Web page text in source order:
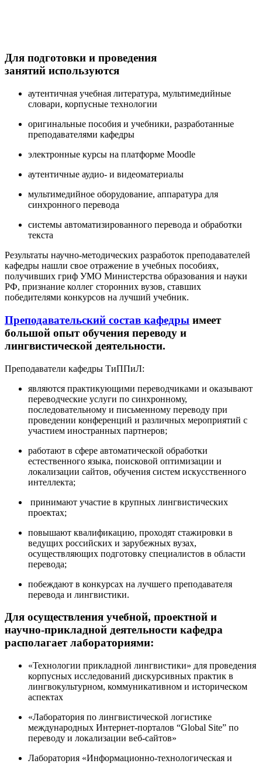
Для подготовки и проведения
занятий используются
аутентичная учебная литература, мультимедийные
словари, корпусные технологии
оригинальные пособия и учебники, разработанные
преподавателями кафедры
электронные курсы на платформе Moodle
аутентичные аудио- и видеоматериалы
мультимедийное оборудование, аппаратура для
синхронного перевода
системы автоматизированного перевода и обработки
текста
Результаты научно-методических разработок преподавателей
кафедры нашли свое отражение в учебных пособиях,
получивших гриф УМО Министерства образования и науки
РФ, признание коллег сторонних вузов, ставших
победителями конкурсов на лучший учебник.
Преподавательский состав кафедры имеет
большой опыт обучения переводу и
лингвистической деятельности.
Преподаватели кафедры ТиППиЛ:
являются практикующими переводчиками и оказывают
переводческие услуги по синхронному,
последовательному и письменному переводу при
проведении конференций и различных мероприятий с
участием иностранных партнеров;
работают в сфере автоматической обработки
естественного языка, поисковой оптимизации и
локализации сайтов, обучения систем искусственного
интеллекта;
принимают участие в крупных лингвистических
проектах;
повышают квалификацию, проходят стажировки в
ведущих российских и зарубежных вузах,
осуществляющих подготовку специалистов в области
перевода;
побеждают в конкурсах на лучшего преподавателя
перевода и лингвистики.
Для осуществления учебной, проектной и
научно-прикладной деятельности кафедра
располагает лабораториями:
«Технологии прикладной лингвистики» для проведения
корпусных исследований дискурсивных практик в
лингвокультурном, коммуникативном и историческом
аспектах
«Лаборатория по лингвистической логистике
международных Интернет-порталов “Global Site” по
переводу и локализации веб-сайтов»
Лаборатория «Информационно-технологическая и